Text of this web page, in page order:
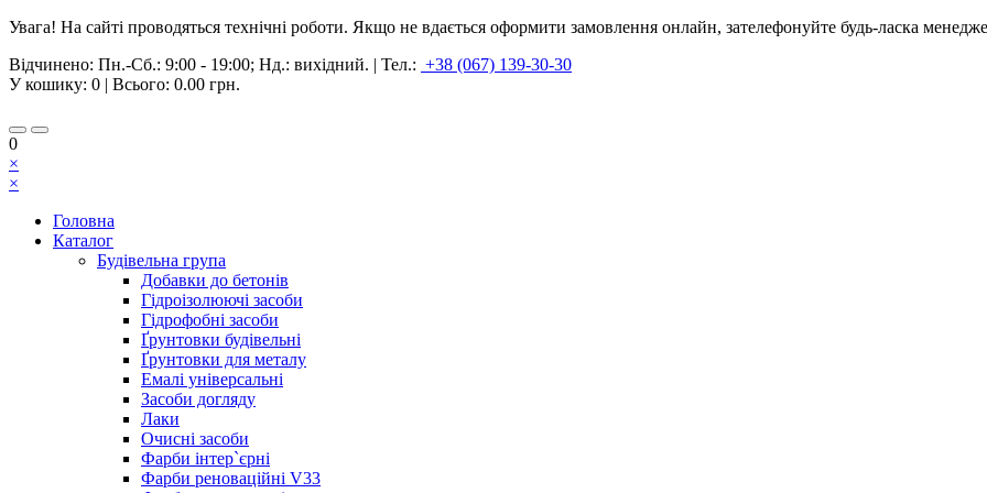
Увага! На сайті проводяться технічні роботи. Якщо не вдається оформити замовлення онлайн, зателефонуйте будь-ласка
Відчинено: Пн.-Сб.: 9:00 - 19:00; Нд.: вихідний. | Тел.: +38 (067) 139-30-30
У кошику: 0 | Всього: 0.00 грн.
0
×
×
Головна
Каталог
Будівельна група
Добавки до бетонів
Гідроізолюючі засоби
Гідрофобні засоби
Ґрунтовки будівельні
Ґрунтовки для металу
Емалі універсальні
Засоби догляду
Лаки
Очисні засоби
Фарби інтер`єрні
Фарби реноваційні V33